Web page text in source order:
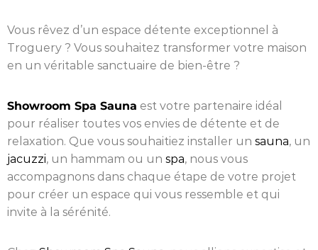
Vous rêvez d’un espace détente exceptionnel à
Troguery ? Vous souhaitez transformer votre maison
en un véritable sanctuaire de bien-être ?
Showroom Spa Sauna est votre partenaire idéal
pour réaliser toutes vos envies de détente et de
relaxation. Que vous souhaitiez installer un sauna, un
jacuzzi, un hammam ou un spa, nous vous
accompagnons dans chaque étape de votre projet
pour créer un espace qui vous ressemble et qui
invite à la sérénité.